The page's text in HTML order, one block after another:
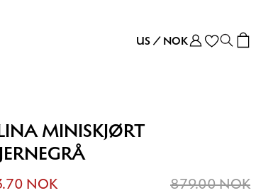
US / NOK
MINISKJØRT
NOK 879.00 NOK